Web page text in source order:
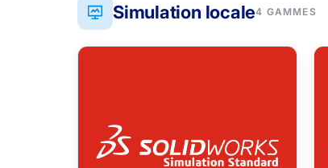
Simulation locale4 GAMMES